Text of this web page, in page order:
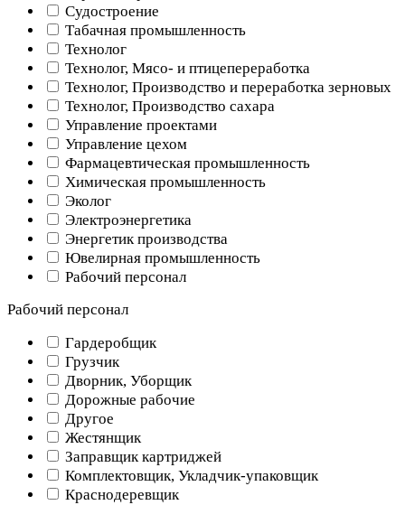
Судостроение
Табачная промышленность
Технолог
Технолог, Мясо- и птицепереработка
Технолог, Производство и переработка зерновых
Технолог, Производство сахара
Управление проектами
Управление цехом
Фармацевтическая промышленность
Химическая промышленность
Эколог
Электроэнергетика
Энергетик производства
Ювелирная промышленность
Рабочий персонал
Рабочий персонал
Гардеробщик
Грузчик
Дворник, Уборщик
Дорожные рабочие
Другое
Жестянщик
Заправщик картриджей
Комплектовщик, Укладчик-упаковщик
Краснодеревщик